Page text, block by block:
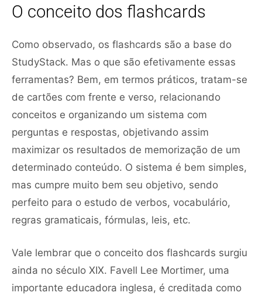
O conceito dos flashcards
Como observado, os flashcards são a base do
StudyStack. Mas o que são efetivamente essas
ferramentas? Bem, em termos práticos, tratam-se
de cartões com frente e verso, relacionando
conceitos e organizando um sistema com
perguntas e respostas, objetivando assim
maximizar os resultados de memorização de um
determinado conteúdo. O sistema é bem simples,
mas cumpre muito bem seu objetivo, sendo
perfeito para o estudo de verbos, vocabulário,
regras gramaticais, fórmulas, leis, etc.
Vale lembrar que o conceito dos flashcards surgiu
ainda no século XIX. Favell Lee Mortimer, uma
importante educadora inglesa, é creditada como